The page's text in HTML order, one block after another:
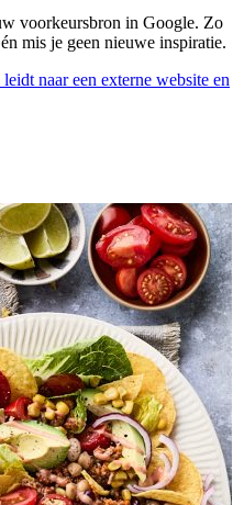
voorkeursbron in Google. Zo
mis je geen nieuwe inspiratie.
naar een externe website en